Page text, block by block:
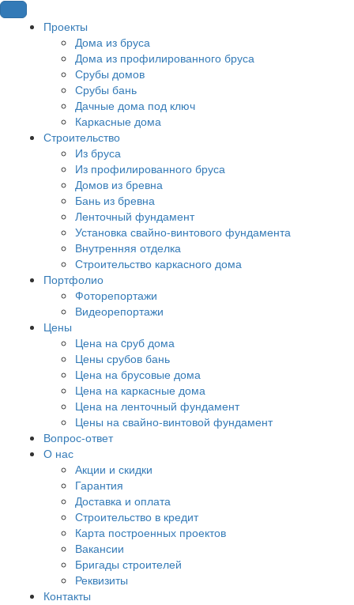
Проекты
Дома из бруса
Дома из профилированного бруса
Срубы домов
Срубы бань
Дачные дома под ключ
Каркасные дома
Строительство
Из бруса
Из профилированного бруса
Домов из бревна
Бань из бревна
Ленточный фундамент
Установка свайно-винтового фундамента
Внутренняя отделка
Строительство каркасного дома
Портфолио
Фоторепортажи
Видеорепортажи
Цены
Цена на cруб дома
Цены срубов бань
Цена на брусовые дома
Цена на каркасные дома
Цена на ленточный фундамент
Цены на свайно-винтовой фундамент
Вопрос-ответ
О нас
Акции и скидки
Гарантия
Доставка и оплата
Строительство в кредит
Карта построенных проектов
Вакансии
Бригады строителей
Реквизиты
Контакты